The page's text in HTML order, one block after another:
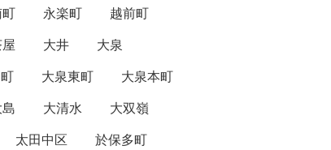
永楽町
越前町
大井
大泉
大泉東町
大泉本町
大清水
大双嶺
太田中区
於保多町